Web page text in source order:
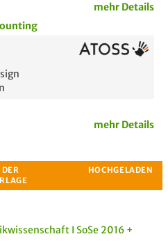
mehr Details
mehr Details
I SoSe 2016 +